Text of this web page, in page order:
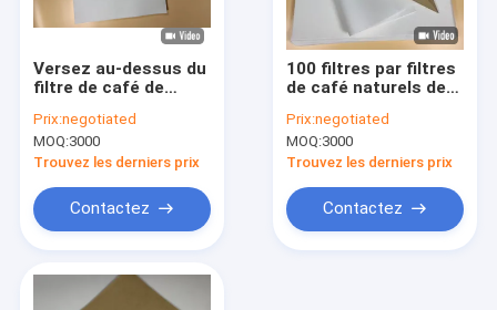
Visite d'usine
Demandez une citation
Papiers filtre de café
Filtre de café en forme de V
Versez au-dessus du
filtre de café de
de café 28x28cm
Prix:negotiated
MOQ:3000
Trouvez les derniers prix
Contactez
100 filtres par filtres
de café naturels de
Prix:negotiated
MOQ:3000
Trouvez les derniers prix
Contactez